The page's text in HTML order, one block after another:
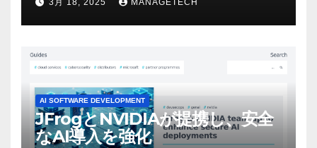
マンスという芸術形式に不安を
感じた」と語る – IGN
3月 18, 2025 MANAGETECH
AI SOFTWARE DEVELOPMENT
JFrogとNVIDIAが提携し、安全
なAI導入を強化